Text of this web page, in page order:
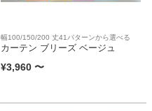
幅100/150/200 丈41パターンから選べる
カーテン ブリーズ ベージュ
¥3,960 〜